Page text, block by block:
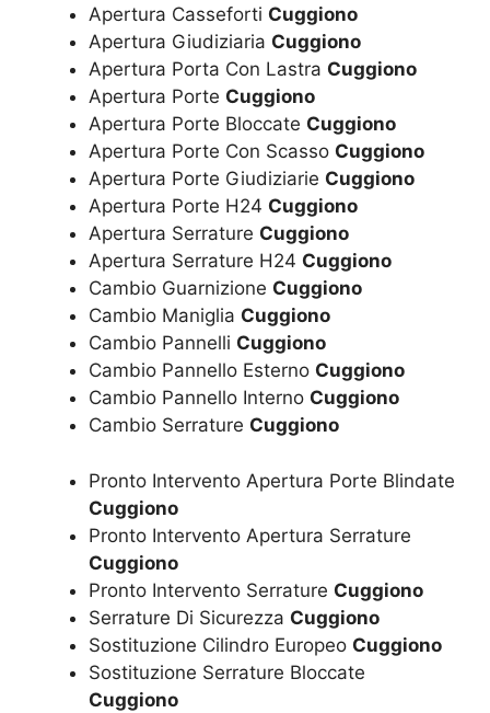
Apertura Casseforti Cuggiono
Apertura Giudiziaria Cuggiono
Apertura Porta Con Lastra Cuggiono
Apertura Porte Cuggiono
Apertura Porte Bloccate Cuggiono
Apertura Porte Con Scasso Cuggiono
Apertura Porte Giudiziarie Cuggiono
Apertura Porte H24 Cuggiono
Apertura Serrature Cuggiono
Apertura Serrature H24 Cuggiono
Cambio Guarnizione Cuggiono
Cambio Maniglia Cuggiono
Cambio Pannelli Cuggiono
Cambio Pannello Esterno Cuggiono
Cambio Pannello Interno Cuggiono
Cambio Serrature Cuggiono
Pronto Intervento Apertura Porte Blindate
Cuggiono
Pronto Intervento Apertura Serrature
Cuggiono
Pronto Intervento Serrature Cuggiono
Serrature Di Sicurezza Cuggiono
Sostituzione Cilindro Europeo Cuggiono
Sostituzione Serrature Bloccate
Cuggiono